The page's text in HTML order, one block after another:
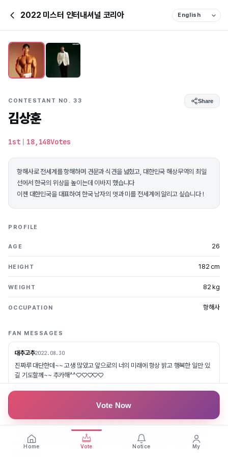
2022 미스터 인터내셔널 코리아
CONTESTANT NO. 33 Share
김상훈
1st | 18,148Votes
항해사로 전세계를 항해하며 견문과 식견을 넓혔고, 대한민국 해상무역의 최일
선에서 한국의 위상을 높이는데 이바지 했습니다
이젠 대한민국을 대표하여 한국 남자의 멋과 미를 전세계에 알리고 싶습니다 !
PROFILE
AGE 26
HEIGHT 182 cm
WEIGHT 82 kg
OCCUPATION 항해사
FAN MESSAGES
대추고추2022.08.30
진짜루 대단한데~~ 고생 많았고 앞으로의 너의 미래에 항상 밝고 행복한 일만 있
길 기도할께~~ 추카해^^♡♡♡♡♡
니다👑 지난 두달간 누구보다 뜨거운 여름을 보낸 것 같습니다 그동안 응원하고
지지해준 모든 지인들과 가족에게 너무 감사합니다 한 분 한 분 일일이 연락 못드
린 점 양해 부탁드리며 보내주신 마음 잊지 않고 베풀며 살겠습니다🙏🏻 감사합
Vote Now
Home Vote Notice My